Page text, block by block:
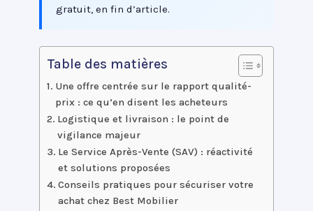
gratuit, en fin d’article.
Table des matières
Une offre centrée sur le rapport qualité-
prix : ce qu’en disent les acheteurs
Logistique et livraison : le point de
vigilance majeur
Le Service Après-Vente (SAV) : réactivité
et solutions proposées
Conseils pratiques pour sécuriser votre
achat chez Best Mobilier